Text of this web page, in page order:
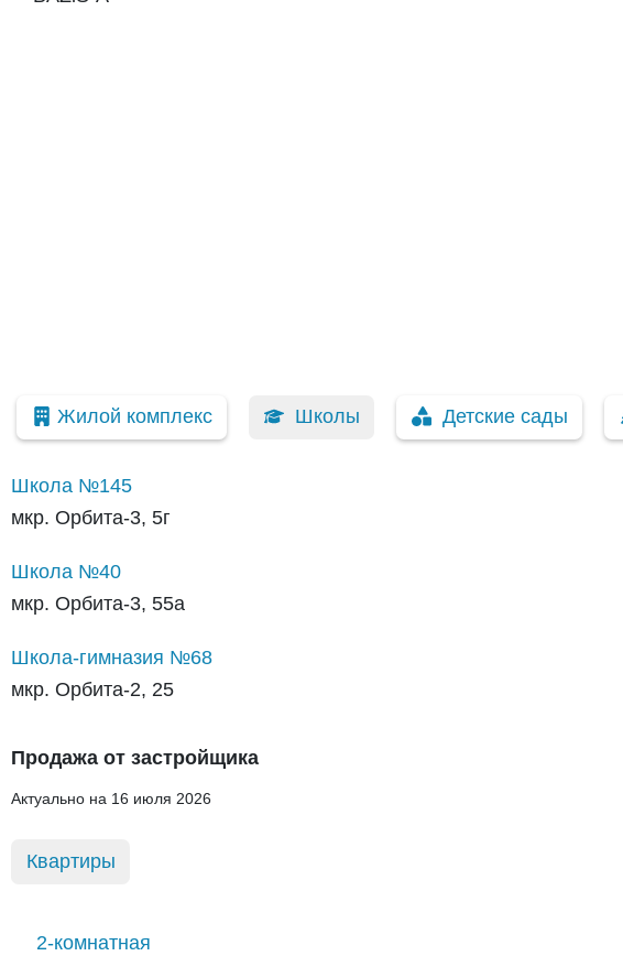
Жилой комплекс Школы Детские сады
Школа №145
мкр. Орбита-3, 5г
Школа №40
мкр. Орбита-3, 55а
Школа-гимназия №68
мкр. Орбита-2, 25
Продажа от застройщика
Актуально на 16 июля 2026
Квартиры
2-комнатная